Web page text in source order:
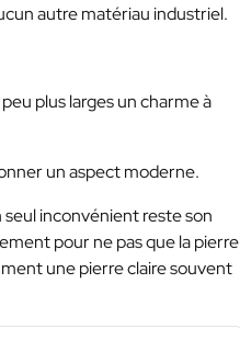
autre matériau industriel.
plus larges un charme à
un aspect moderne.
inconvénient reste son
pour ne pas que la pierre
une pierre claire souvent